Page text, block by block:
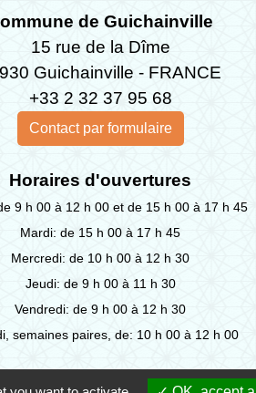
de Guichainville
15 rue de la Dîme
Guichainville - FRANCE
+33 2 32 37 95 68
Contact par formulaire
Horaires d'ouvertures
9 h 00 à 12 h 00 et de 15 h 00 à 17 h 45
Mardi: de 15 h 00 à 17 h 45
Mercredi: de 10 h 00 à 12 h 30
Jeudi: de 9 h 00 à 11 h 30
Vendredi: de 9 h 00 à 12 h 30
semaines paires, de: 10 h 00 à 12 h 00